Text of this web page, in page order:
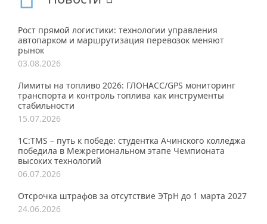
Рост прямой логистики: технологии управления
автопарком и маршрутизация перевозок меняют
рынок
03.08.2026
Лимиты на топливо 2026: ГЛОНАСС/GPS мониторинг
транспорта и контроль топлива как инструменты
стабильности
15.07.2026
1С:TMS – путь к победе: студентка Ачинского колледжа
победила в Межрегиональном этапе Чемпионата
высоких технологий
06.07.2026
Отсрочка штрафов за отсутствие ЭТрН до 1 марта 2027
24.06.2026